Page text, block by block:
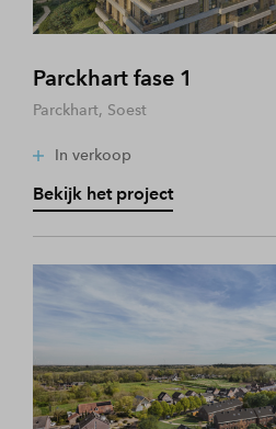
Parckhart fase 1
Parckhart, Soest
In verkoop
Bekijk het project